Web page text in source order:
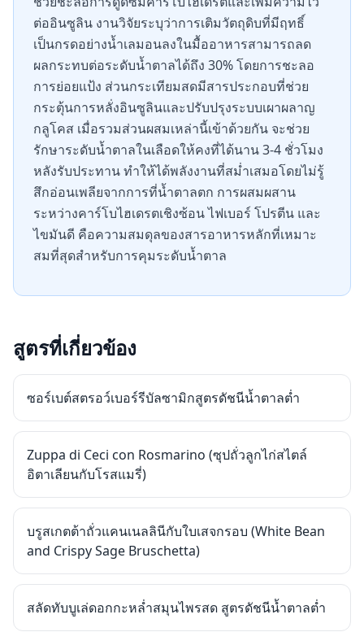
ต่ออินซูลิน งานวิจัยระบุว่าการเติมวัตถุดิบที่มีฤทธิ์
เป็นกรดอย่างน้ำเลมอนลงในมื้ออาหารสามารถลด
ผลกระทบต่อระดับน้ำตาลได้ถึง 30% โดยการชะลอ
การย่อยแป้ง ส่วนกระเทียมสดมีสารประกอบที่ช่วย
กระตุ้นการหลั่งอินซูลินและปรับปรุงระบบเผาผลาญ
กลูโคส เมื่อรวมส่วนผสมเหล่านี้เข้าด้วยกัน จะช่วย
รักษาระดับน้ำตาลในเลือดให้คงที่ได้นาน 3-4 ชั่วโมง
หลังรับประทาน ทำให้ได้พลังงานที่สม่ำเสมอโดยไม่รู้
สึกอ่อนเพลียจากการที่น้ำตาลตก การผสมผสาน
ระหว่างคาร์โบไฮเดรตเชิงซ้อน ไฟเบอร์ โปรตีน และ
ไขมันดี คือความสมดุลของสารอาหารหลักที่เหมาะ
สมที่สุดสำหรับการคุมระดับน้ำตาล
สูตรที่เกี่ยวข้อง
ซอร์เบต์สตรอว์เบอร์รีบัลซามิกสูตรดัชนีน้ำตาลต่ำ
Zuppa di Ceci con Rosmarino (ซุปถั่วลูกไก่สไตล์
อิตาเลียนกับโรสแมรี่)
บรูสเกตต้าถั่วแคนเนลลินีกับใบเสจกรอบ (White Bean
and Crispy Sage Bruschetta)
สลัดทับบูเล่ดอกกะหล่ำสมุนไพรสด สูตรดัชนีน้ำตาลต่ำ